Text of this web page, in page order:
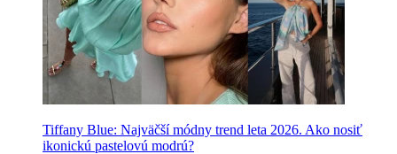
Tiffany Blue: Najväčší módny trend leta 2026. Ako nosiť
ikonickú pastelovú modrú?